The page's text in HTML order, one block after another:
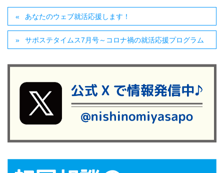
あなたのウェブ就活応援します！
サポステタイムス7月号～コロナ禍の就活応援プログラム